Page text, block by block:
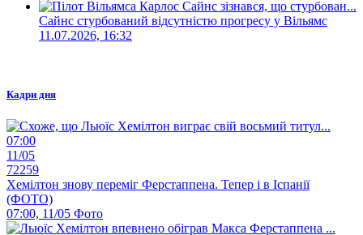
Сайнс стурбований відсутністю прогресу у Вільямс
11.07.2026, 16:32
Кадри дня
07:00
11/05
72259
Хемілтон знову переміг Ферстаппена. Тепер і в Іспанії
(ФОТО)
07:00, 11/05 Фото